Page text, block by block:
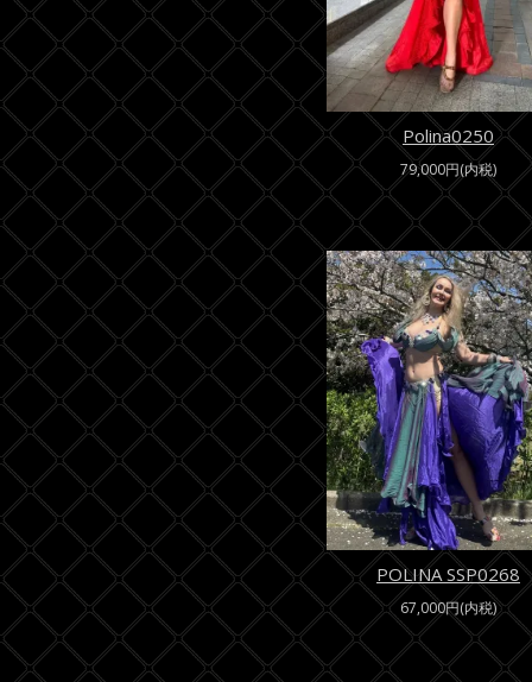
Polina0250
79,000円(内税)
POLINA SSP0268
67,000円(内税)